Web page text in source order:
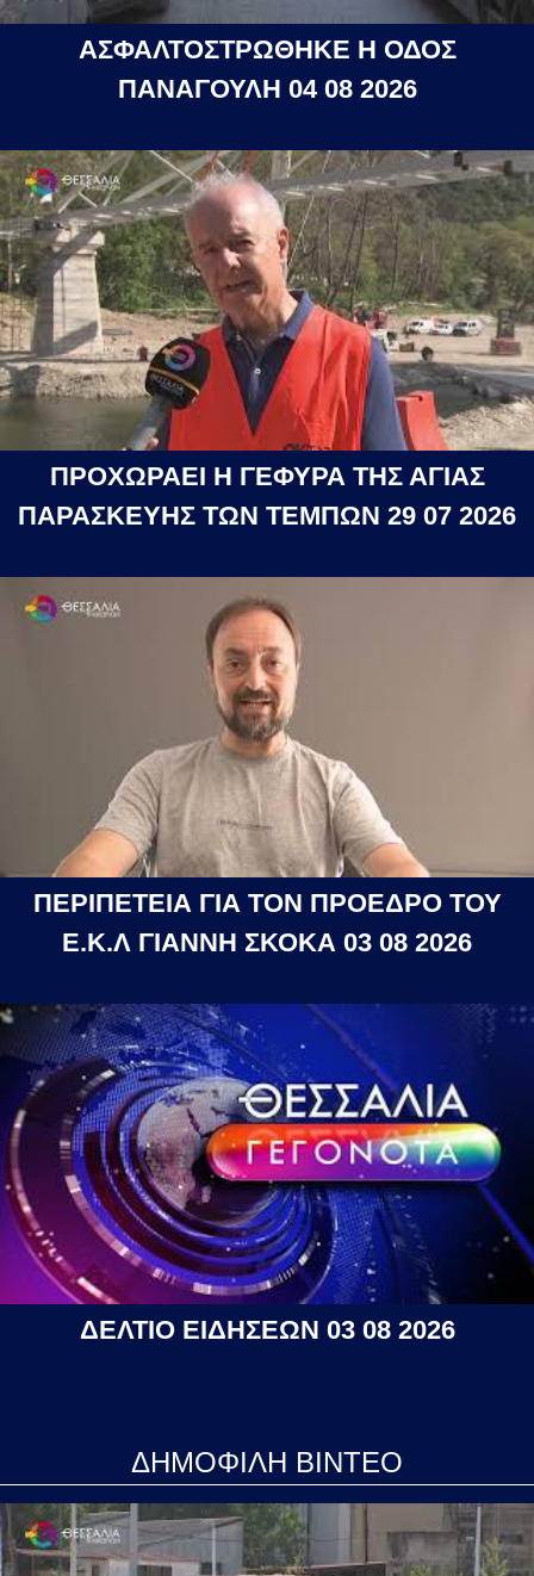
ΑΣΦΑΛΤΟΣΤΡΩΘΗΚΕ Η ΟΔΟΣ
ΠΑΝΑΓΟΥΛΗ 04 08 2026
ΠΡΟΧΩΡΑΕΙ Η ΓΕΦΥΡΑ ΤΗΣ ΑΓΙΑΣ
ΠΑΡΑΣΚΕΥΗΣ ΤΩΝ ΤΕΜΠΩΝ 29 07 2026
ΠΕΡΙΠΕΤΕΙΑ ΓΙΑ ΤΟΝ ΠΡΟΕΔΡΟ ΤΟΥ
Ε.Κ.Λ ΓΙΑΝΝΗ ΣΚΟΚΑ 03 08 2026
ΔΕΛΤΙΟ ΕΙΔΗΣΕΩΝ 03 08 2026
ΔΗΜΟΦΙΛΗ ΒΙΝΤΕΟ